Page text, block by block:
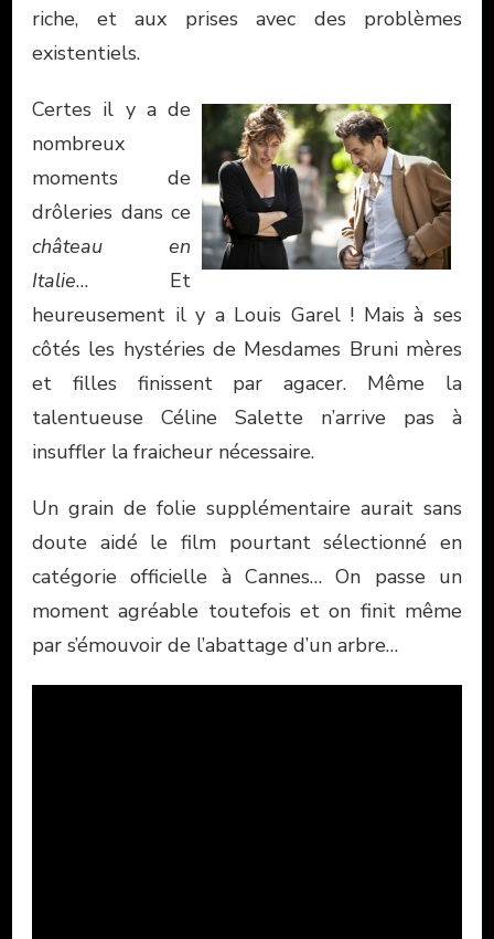
riche, et aux prises avec des problèmes
existentiels.
Certes il y a de
nombreux
moments de
drôleries dans ce
château en
Italie… Et
heureusement il y a Louis Garel ! Mais à ses
côtés les hystéries de Mesdames Bruni mères
et filles finissent par agacer. Même la
talentueuse Céline Salette n’arrive pas à
insuffler la fraicheur nécessaire.
Un grain de folie supplémentaire aurait sans
doute aidé le film pourtant sélectionné en
catégorie officielle à Cannes… On passe un
moment agréable toutefois et on finit même
par s’émouvoir de l’abattage d’un arbre…